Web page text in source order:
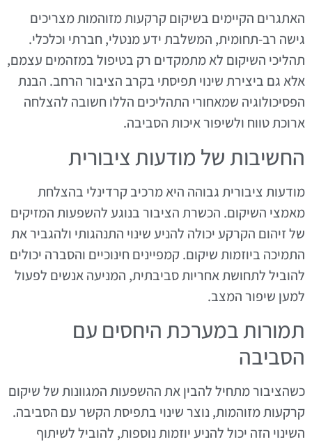
האתגרים הקיימים בשיקום קרקעות מזוהמות מצריכים
גישה רב-תחומית, המשלבת ידע מנטלי, חברתי וכלכלי.
תהליכי השיקום לא מתמקדים רק בטיפול במזהמים עצמם,
אלא גם ביצירת שינוי תפיסתי בקרב הציבור הרחב. הבנת
הפסיכולוגיה שמאחורי התהליכים הללו חשובה להצלחה
ארוכת טווח ולשיפור איכות הסביבה.
החשיבות של מודעות ציבורית
מודעות ציבורית גבוהה היא מרכיב קרדינלי בהצלחת
מאמצי השיקום. הכשרת הציבור בנוגע להשפעות המזיקים
של זיהום הקרקע יכולה להניע שינוי התנהגותי ולהגביר את
התמיכה ביוזמות שיקום. קמפיינים חינוכיים והסברה יכולים
להוביל לתחושת אחריות סביבתית, המניעה אנשים לפעול
למען שיפור המצב.
תמורות במערכת היחסים עם
הסביבה
כשהציבור מתחיל להבין את ההשפעות המגוונות של שיקום
קרקעות מזוהמות, נוצר שינוי בתפיסת הקשר עם הסביבה.
השינוי הזה יכול להניע יוזמות נוספות, להוביל לשיתוף